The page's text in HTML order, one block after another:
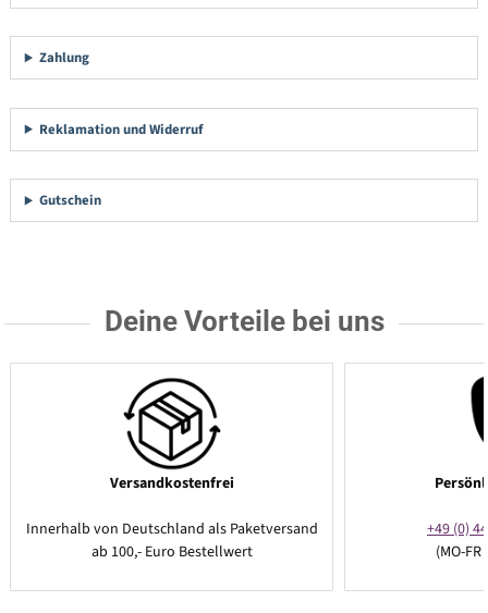
Zahlung
Reklamation und Widerruf
Gutschein
Deine Vorteile bei uns
Versandkostenfrei
Innerhalb von Deutschland als Paketversand
ab 100,- Euro Bestellwert
+49 (0)
(MO-